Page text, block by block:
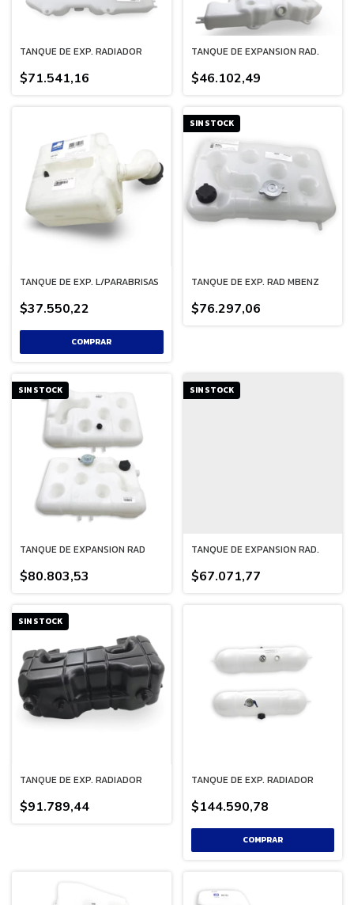
TANQUE DE EXP. RADIADOR
$71.541,16
TANQUE DE EXPANSION RAD.
$46.102,49
TANQUE DE EXP. L/PARABRISAS
$37.550,22
SIN STOCK
TANQUE DE EXP. RAD MBENZ
$76.297,06
SIN STOCK
TANQUE DE EXPANSION RAD
$80.803,53
SIN STOCK
TANQUE DE EXPANSION RAD.
$67.071,77
SIN STOCK
TANQUE DE EXP. RADIADOR
$91.789,44
TANQUE DE EXP. RADIADOR
$144.590,78